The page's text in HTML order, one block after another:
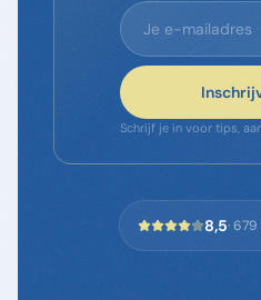
Schrijf je in voor tips,
8,5·679